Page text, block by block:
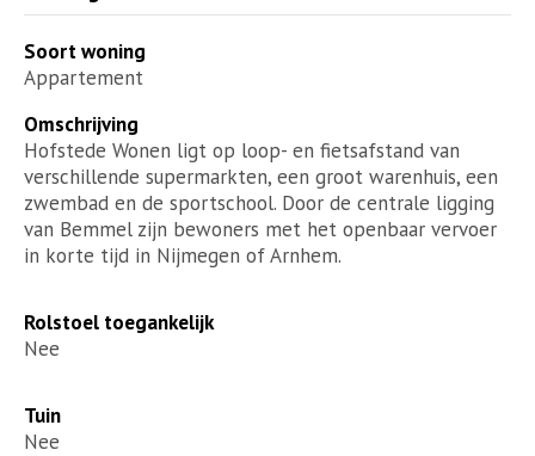
Soort woning
Appartement
Omschrijving
​Hofstede Wonen ligt op loop- en fietsafstand van
verschillende supermarkten, een groot warenhuis, een
zwembad en de sportschool. Door de centrale ligging
van Bemmel zijn bewoners met het openbaar vervoer
in korte tijd in Nijmegen of Arnhem.
Rolstoel toegankelijk
Nee
Tuin
Nee